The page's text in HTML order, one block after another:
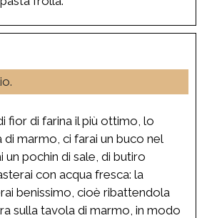
fior di farina il più ottimo, lo
marmo, ci farai un buco nel
pochin di sale, di butiro
con acqua fresca: la
benissimo, cioè ribattendola
sulla tavola di marmo, in modo